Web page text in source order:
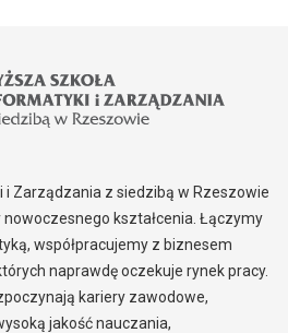
i Zarządzania z siedzibą w Rzeszowie
kształcenia. Łączymy
współpracujemy z biznesem
naprawdę oczekuje rynek pracy.
kariery zawodowe,
jakość nauczania,